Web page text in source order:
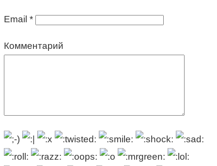
Email *
Комментарий